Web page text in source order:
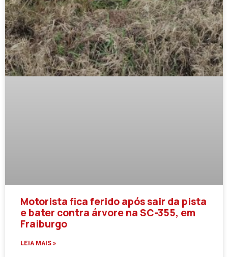
Motorista fica ferido após sair da pista
e bater contra árvore na SC-355, em
Fraiburgo
LEIA MAIS »